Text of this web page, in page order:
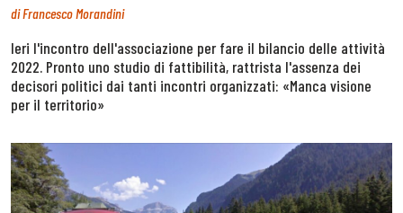
diFrancesco Morandini
Ieri l'incontro dell'associazione per fare il bilancio delle attività
2022. Pronto uno studio di fattibilità, rattrista l'assenza dei
decisori politici dai tanti incontri organizzati: «Manca visione
per il territorio»